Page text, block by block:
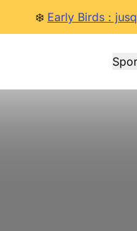
❄️ Early Birds :